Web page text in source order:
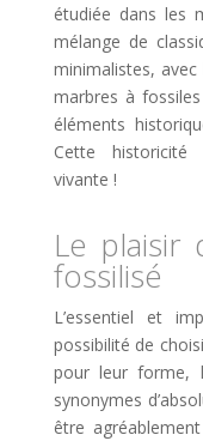
étudiée dans les
mélange de
minimalistes,
marbres à
éléments
Cette
vivante !
Le plaisir
fossilisé
L’essentiel et
possibilité de
pour leur forme,
synonymes
être